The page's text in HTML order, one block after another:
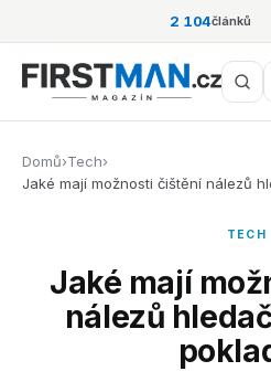
2 104článků
Domů›Tech›
Jaké mají možnosti čištění nálezů
TECH
Jaké mají
nálezů